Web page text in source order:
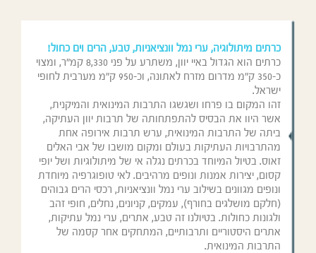
כרתים מיתולוגיה, ערי נמל וונציאניות, טבע, הרים וים כחול!
כרתים הוא הגדול באיי יוון, משתרע על פני 8,330 קמ"ר, ומצוי
כ-350 ק"מ מדרום מזרח לאתונה, וכ-950 ק"מ מערבית לחופי
ישראל.
זהו המקום בו פרחו ושגשגו התרבות המינואית והמיקנית,
אשר היוו את הבסיס להתפתחותה של תרבות יוון העתיקה,
ביתה של התרבות המינואית, ערש תרבות אירופה אחת
מהתרבויות העתיקות בעולם ומקום מושבו של אבי האלים
זאוס. בטיול המיוחד בכרתים נגלה אי של מיתולוגיות ושל יופי
קסום, יצירות אמנות ונופים מרהיבים. לאי טופוגרפיה מיוחדת
ונופים מגוונים בשילוב ערי נמל וונציאניות, רכסי הרים גבוהים
(חלקם מושלגים בחורף), עמקים, קניונים, נחלים, חופי זהב
ולגונות כחולות. בטיולנו זה טבע, אתרים, ערי נמל עתיקות,
אתרים היסטוריים ותרבותיים, המתחקים אחר קסמה של
התרבות המינואית.